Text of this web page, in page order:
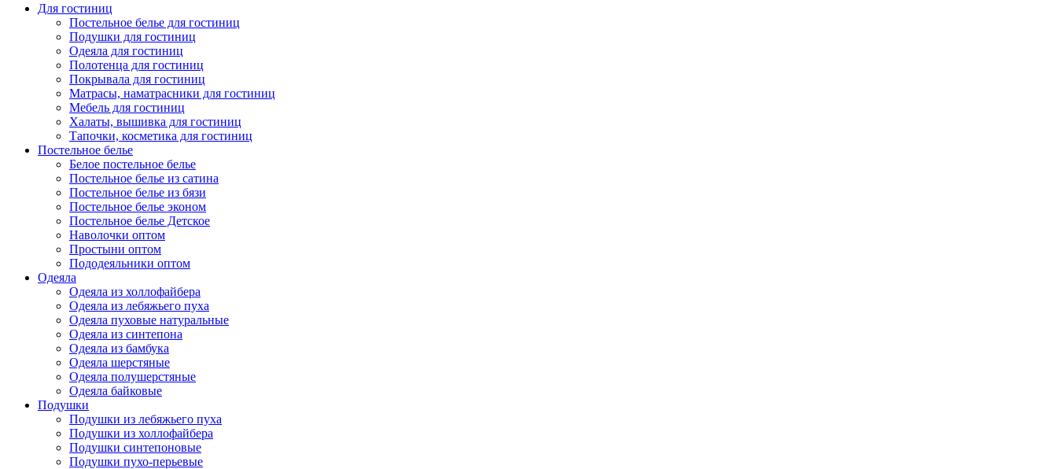
Для гостиниц
Постельное белье для гостиниц
Подушки для гостиниц
Одеяла для гостиниц
Полотенца для гостиниц
Покрывала для гостиниц
Матрасы, наматрасники для гостиниц
Мебель для гостиниц
Халаты, вышивка для гостиниц
Тапочки, косметика для гостиниц
Постельное белье
Белое постельное белье
Постельное белье из сатина
Постельное белье из бязи
Постельное белье эконом
Постельное белье Детское
Наволочки оптом
Простыни оптом
Пододеяльники оптом
Одеяла
Одеяла из холлофайбера
Одеяла из лебяжьего пуха
Одеяла пуховые натуральные
Одеяла из синтепона
Одеяла из бамбука
Одеяла шерстяные
Одеяла полушерстяные
Одеяла байковые
Подушки
Подушки из лебяжьего пуха
Подушки из холлофайбера
Подушки синтепоновые
Подушки пухо-перьевые